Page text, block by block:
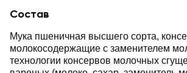
Состав
Мука пшеничная высшего сорта,
молокосодержащие с заменителем
технологии консервов молочных